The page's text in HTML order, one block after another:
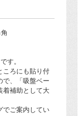
角
す。
ころにも貼り付
で、「吸盤ベー
着補助として大
ご案内してい